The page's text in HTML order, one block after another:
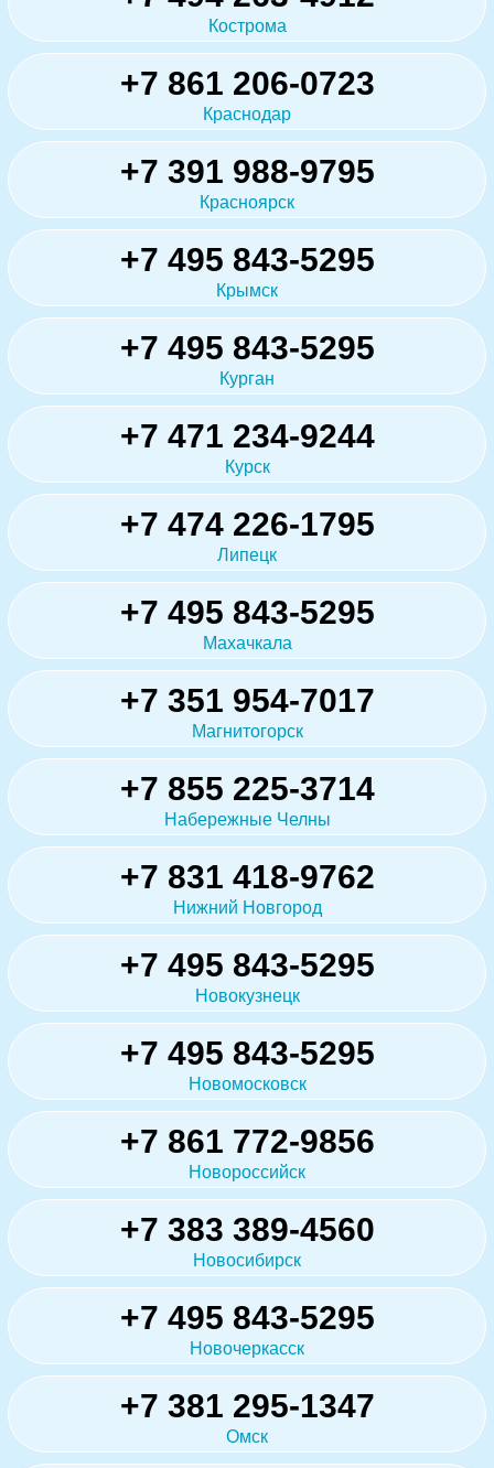
Кострома
+7 861 206-0723
Краснодар
+7 391 988-9795
Красноярск
+7 495 843-5295
Крымск
+7 495 843-5295
Курган
+7 471 234-9244
Курск
+7 474 226-1795
Липецк
+7 495 843-5295
Махачкала
+7 351 954-7017
Магнитогорск
+7 855 225-3714
Набережные Челны
+7 831 418-9762
Нижний Новгород
+7 495 843-5295
Новокузнецк
+7 495 843-5295
Новомосковск
+7 861 772-9856
Новороссийск
+7 383 389-4560
Новосибирск
+7 495 843-5295
Новочеркасск
+7 381 295-1347
Омск